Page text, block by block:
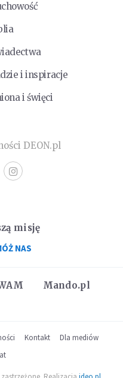
i inspiracje
i święci
DEON.pl
Mando.pl
misję
NAS
Kontakt
Dla mediów